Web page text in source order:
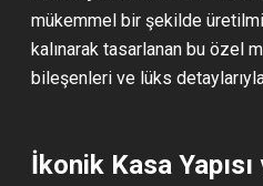
mükemmel bir şekilde
kalınarak tasarlanan bu özel
bileşenleri ve lüks
İkonik Kasa